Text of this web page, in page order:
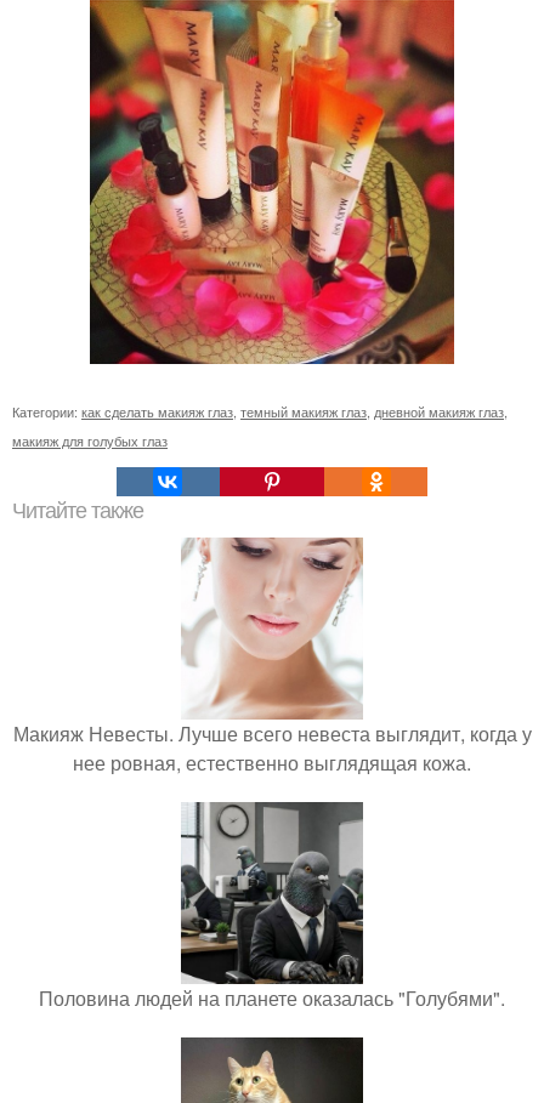
Категории: как сделать макияж глаз темный макияж глаз дневной макияж глаз
макияж для голубых глаз
Читайте также
Макияж Невесты. Лучше всего невеста выглядит, когда у
нее ровная, естественно выглядящая кожа.
Половина людей на планете оказалась "Голубями".